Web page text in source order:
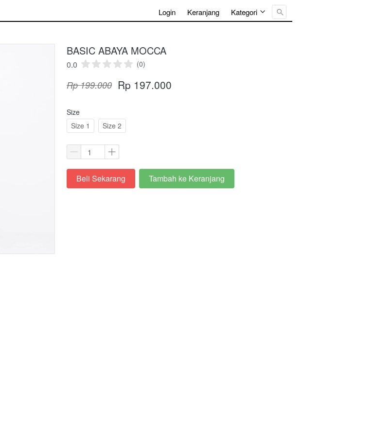
Login Keranjang Kategori
BASIC ABAYA MOCCA
0.0 (0)
Rp 199.000 Rp 197.000
Size
Size 1
Size 2
`Beli Sekarang `
Tambah ke Keranjang